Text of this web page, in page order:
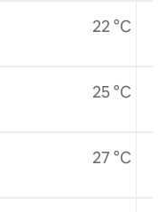
22 °C
25 °C
27 °C